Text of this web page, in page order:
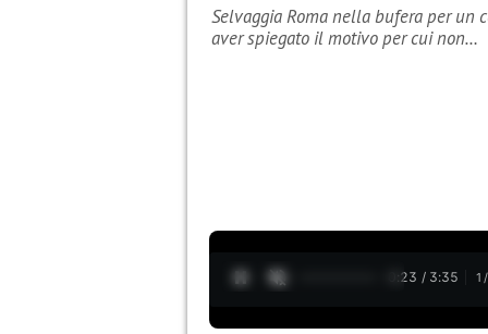
Selvaggia Roma nella bufera per un
aver spiegato il motivo per cui non…
0:24 / 3:35 1 /